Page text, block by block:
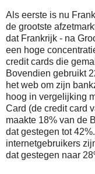
Als eerste is nu
de grootste
dat Frankrijk - na
een hoge
credit cards die
Bovendien gebruikt
het web om zijn
hoog in vergelijking
Card (de credit card
maakte 18% van de
dat gestegen tot
internetgebruikers
dat gestegen naar